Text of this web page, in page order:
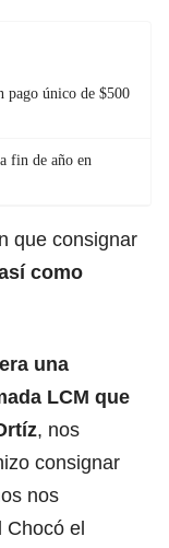
pago único de $500
fin de año en
que consignar
como
era una
LCM que
, nos
consignar
nos
Chocó el